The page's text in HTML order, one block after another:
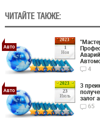
ЧИТАЙТЕ ТАКЖЕ:
2023
1
Ноя
Авто
4
2023
23
Июль
Авто
3
залог
65